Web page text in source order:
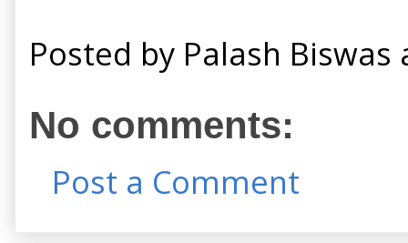
Posted by Palash Biswas
No comments:
Post a Comment